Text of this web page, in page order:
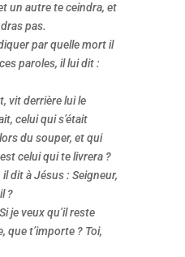
un autre te ceindra, et
pas.
par quelle mort il
paroles, il lui dit :
vit derrière lui le
celui qui s’était
du souper, et qui
celui qui te livrera ?
dit à Jésus : Seigneur,
?
je veux qu’il reste
que t’importe ? Toi,